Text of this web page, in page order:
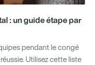
: un guide étape par
pendant le congé
Utilisez cette liste